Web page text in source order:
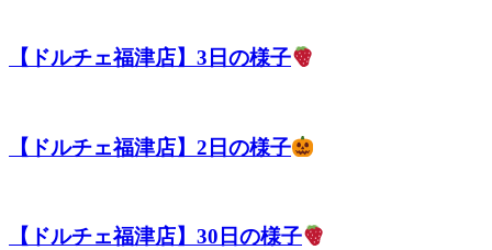
ト
テ
ル
【ドルチェ福津店】3日の様子
【ドルチェ福津店】2日の様子
【ドルチェ福津店】30日の様子